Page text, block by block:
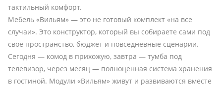
тактильный комфорт.
Мебель «Вильям» — это не готовый комплект «на все
случаи». Это конструктор, который вы собираете сами под
своё пространство, бюджет и повседневные сценарии.
Сегодня — комод в прихожую, завтра — тумба под
телевизор, через месяц — полноценная система хранения
в гостиной. Модули «Вильям» живут и развиваются вместе